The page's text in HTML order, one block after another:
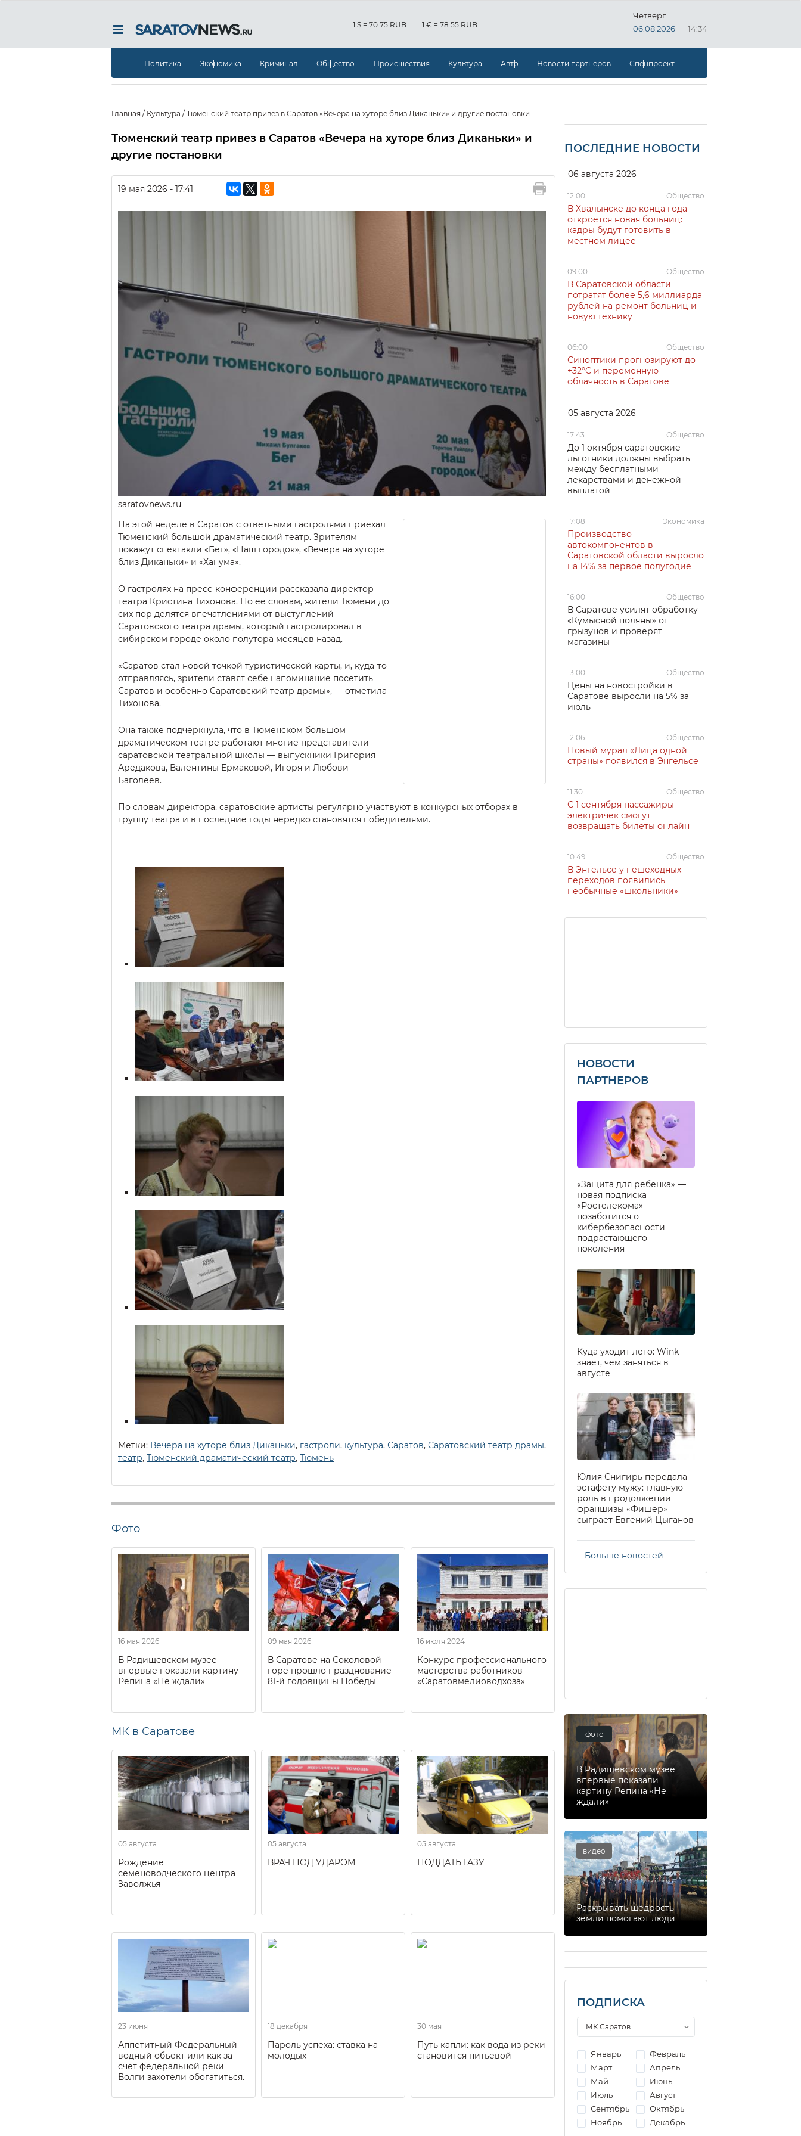
1 $ = 70.75 RUB 1 € = 78.55 RUB
Четверг
06.08.2026
14:34
Политика Экономика Криминал Общество Происшествия Культура Авто Новости партнеров Спецпроект
Главная / Культура / Тюменский театр привез в Саратов «Вечера на хуторе близ Диканьки» и другие постановки
Тюменский театр привез в Саратов «Вечера на хуторе близ Диканьки» и
другие постановки
19 мая 2026 - 17:41
saratovnews.ru
На этой неделе в Саратов с ответными гастролями приехал
Тюменский большой драматический театр. Зрителям
покажут спектакли «Бег», «Наш городок», «Вечера на хуторе
близ Диканьки» и «Ханума».
О гастролях на пресс-конференции рассказала директор
театра Кристина Тихонова. По ее словам, жители Тюмени до
сих пор делятся впечатлениями от выступлений
Саратовского театра драмы, который гастролировал в
сибирском городе около полутора месяцев назад.
«Саратов стал новой точкой туристической карты, и, куда-то
отправляясь, зрители ставят себе напоминание посетить
Саратов и особенно Саратовский театр драмы», — отметила
Тихонова.
Она также подчеркнула, что в Тюменском большом
драматическом театре работают многие представители
саратовской театральной школы — выпускники Григория
Аредакова, Валентины Ермаковой, Игоря и Любови
Баголеев.
По словам директора, саратовские артисты регулярно участвуют в конкурсных отборах в
труппу театра и в последние годы нередко становятся победителями.
Метки: Вечера на хуторе близ Диканьки, гастроли, культура, Саратов, Саратовский театр драмы,
театр, Тюменский драматический театр, Тюмень
Фото
16 мая 2026
В Радищевском музее
впервые показали картину
Репина «Не ждали»
09 мая 2026
В Саратове на Соколовой
горе прошло празднование
81-й годовщины Победы
16 июля 2024
Конкурс профессионального
мастерства работников
«Саратовмелиоводхоза»
МК в Саратове
05 августа
Рождение
семеноводческого центра
Заволжья
05 августа
ВРАЧ ПОД УДАРОМ
05 августа
ПОДДАТЬ ГАЗУ
23 июня
Аппетитный Федеральный
водный объект или как за
счёт федеральной реки
Волги захотели обогатиться.
18 декабря
Пароль успеха: ставка на
молодых
30 мая
Путь капли: как вода из реки
становится питьевой
ПОСЛЕДНИЕ НОВОСТИ
06 августа 2026
12:00 Общество
В Хвалынске до конца года
откроется новая больниц:
кадры будут готовить в
местном лицее
09:00 Общество
В Саратовской области
потратят более 5,6 миллиарда
рублей на ремонт больниц и
новую технику
06:00 Общество
Синоптики прогнозируют до
+32°C и переменную
облачность в Саратове
05 августа 2026
17:43 Общество
До 1 октября саратовские
льготники должны выбрать
между бесплатными
лекарствами и денежной
выплатой
17:08 Экономика
Производство
автокомпонентов в
Саратовской области выросло
на 14% за первое полугодие
16:00 Общество
В Саратове усилят обработку
«Кумысной поляны» от
грызунов и проверят
магазины
13:00 Общество
Цены на новостройки в
Саратове выросли на 5% за
июль
12:06 Общество
Новый мурал «Лица одной
страны» появился в Энгельсе
11:30 Общество
С 1 сентября пассажиры
электричек смогут
возвращать билеты онлайн
10:49 Общество
В Энгельсе у пешеходных
переходов появились
необычные «школьники»
НОВОСТИ
ПАРТНЕРОВ
«Защита для ребенка» —
новая подписка
«Ростелекома»
позаботится о
кибербезопасности
подрастающего
поколения
Куда уходит лето: Wink
знает, чем заняться в
августе
Юлия Снигирь передала
эстафету мужу: главную
роль в продолжении
франшизы «Фишер»
сыграет Евгений Цыганов
Больше новостей
фото
В Радищевском музее
впервые показали
картину Репина «Не
ждали»
видео
Раскрывать щедрость
земли помогают люди
ПОДПИСКА
Январь
Февраль
Март
Апрель
Май
Июнь
Июль
Август
Сентябрь
Октябрь
Ноябрь
Декабрь